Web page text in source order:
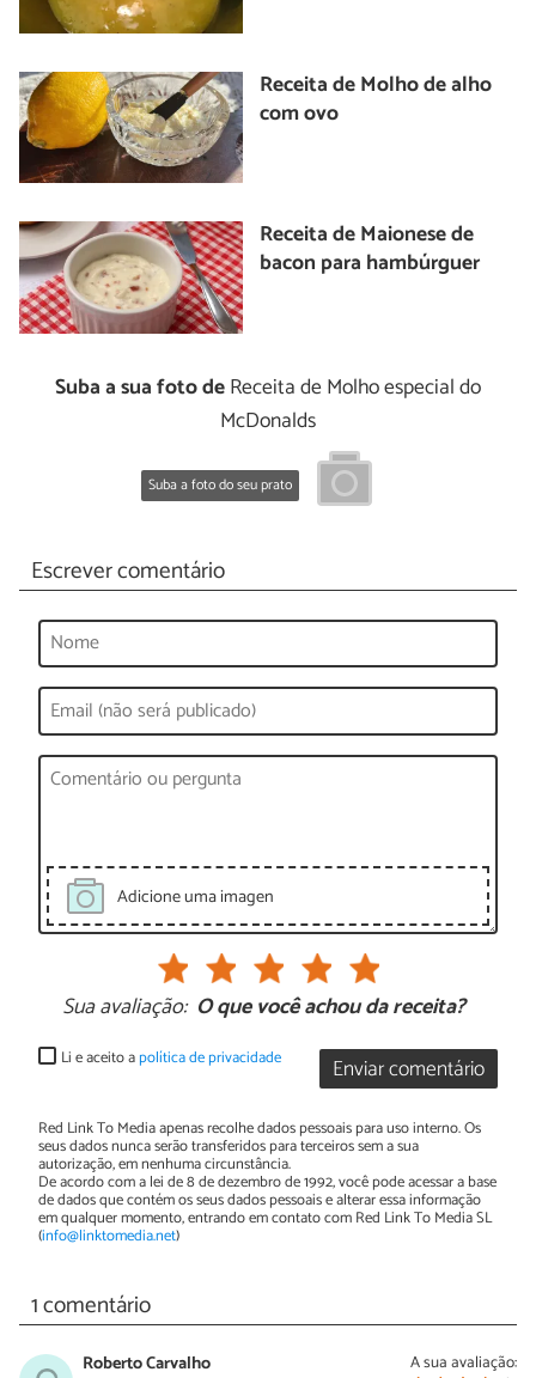
Receita de Molho de alho
com ovo
Receita de Maionese de
bacon para hambúrguer
Suba a sua foto deReceita de Molho especial do
McDonalds
Suba a foto do seu prato
Escrever comentário
Adicione uma imagen
Sua avaliação: O que você achou da receita?
Enviar comentário
Li e aceito apolítica de privacidade
Red Link To Media apenas recolhe dados pessoais para uso interno. Os
seus dados nunca serão transferidos para terceiros sem a sua
autorização, em nenhuma circunstância.
De acordo com a lei de 8 de dezembro de 1992, você pode acessar a base
de dados que contém os seus dados pessoais e alterar essa informação
em qualquer momento, entrando em contato com Red Link To Media SL
(info@linktomedia.net)
1 comentário
A sua avaliação:
Roberto Carvalho